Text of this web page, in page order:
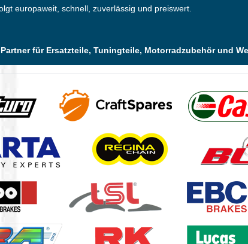
europaweit, schnell, zuverlässig und preiswert.
für Ersatzteile, Tuningteile, Motorradzubehör und